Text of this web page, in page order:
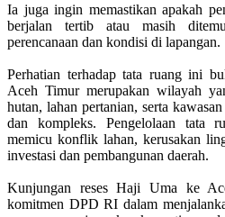
Ia juga ingin memastikan apakah
berjalan tertib atau masih
perencanaan dan kondisi di lapangan.
Perhatian terhadap tata ruang ini
Aceh Timur merupakan wilayah
hutan, lahan pertanian, serta
dan kompleks. Pengelolaan tata
memicu konflik lahan, kerusakan
investasi dan pembangunan daerah.
Kunjungan reses Haji Uma ke
komitmen DPD RI dalam